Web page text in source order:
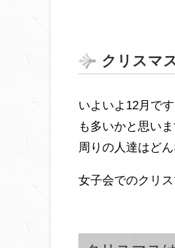
クリスマ
いよいよ12月で
も多いかと思いま
周りの人達はど
女子会でのクリ